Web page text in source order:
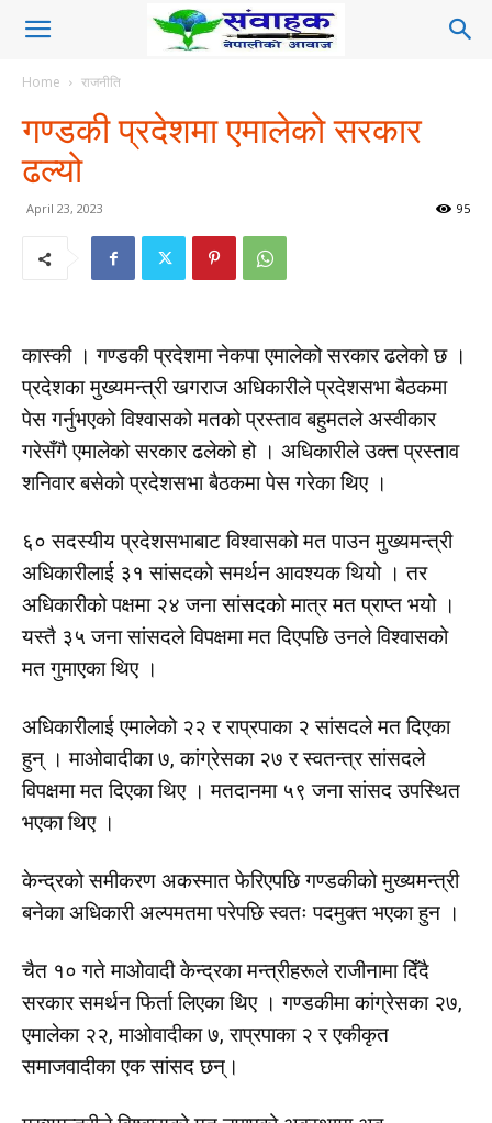
Home राजनीति
गण्डकी प्रदेशमा एमालेको सरकार
ढल्यो
April 23, 2023 95
कास्की । गण्डकी प्रदेशमा नेकपा एमालेको सरकार ढलेको छ ।
प्रदेशका मुख्यमन्त्री खगराज अधिकारीले प्रदेशसभा बैठकमा
पेस गर्नुभएको विश्वासको मतको प्रस्ताव बहुमतले अस्वीकार
गरेसँगै एमालेको सरकार ढलेको हो । अधिकारीले उक्त प्रस्ताव
शनिवार बसेको प्रदेशसभा बैठकमा पेस गरेका थिए ।
६० सदस्यीय प्रदेशसभाबाट विश्वासको मत पाउन मुख्यमन्त्री
अधिकारीलाई ३१ सांसदको समर्थन आवश्यक थियो । तर
अधिकारीको पक्षमा २४ जना सांसदको मात्र मत प्राप्त भयो ।
यस्तै ३५ जना सांसदले विपक्षमा मत दिएपछि उनले विश्वासको
मत गुमाएका थिए ।
अधिकारीलाई एमालेको २२ र राप्रपाका २ सांसदले मत दिएका
हुन् । माओवादीका ७, कांग्रेसका २७ र स्वतन्त्र सांसदले
विपक्षमा मत दिएका थिए । मतदानमा ५९ जना सांसद उपस्थित
भएका थिए ।
केन्द्रको समीकरण अकस्मात फेरिएपछि गण्डकीको मुख्यमन्त्री
बनेका अधिकारी अल्पमतमा परेपछि स्वतः पदमुक्त भएका हुन ।
चैत १० गते माओवादी केन्द्रका मन्त्रीहरूले राजीनामा दिँदै
सरकार समर्थन फिर्ता लिएका थिए । गण्डकीमा कांग्रेसका २७,
एमालेका २२, माओवादीका ७, राप्रपाका २ र एकीकृत
समाजवादीका एक सांसद छन्।